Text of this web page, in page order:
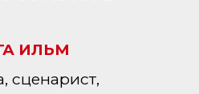
ИЛЬМ
сценарист,